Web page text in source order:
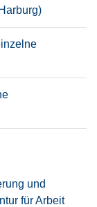
und
für Arbeit